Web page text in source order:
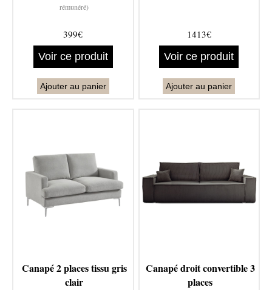
rémunéré)
399€
Voir ce produit
Ajouter au panier
1413€
Voir ce produit
Ajouter au panier
Canapé 2 places tissu gris
clair
Canapé droit convertible 3
places